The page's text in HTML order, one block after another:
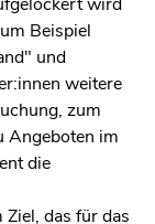
Beispiel
und
weitere
zum
Angeboten im
die
das für das